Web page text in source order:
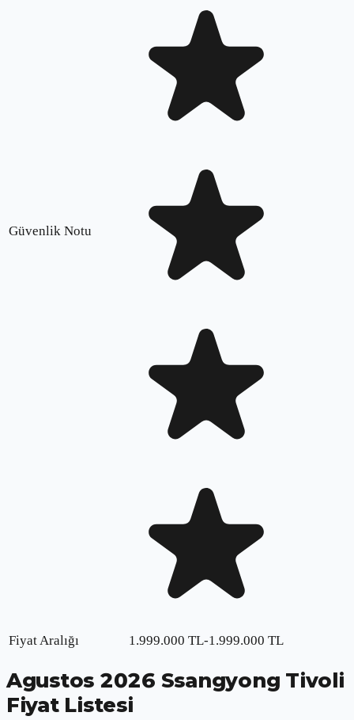
Güvenlik Notu
Fiyat Aralığı 1.999.000 TL-1.999.000 TL
Agustos 2026 Ssangyong Tivoli
Fiyat Listesi